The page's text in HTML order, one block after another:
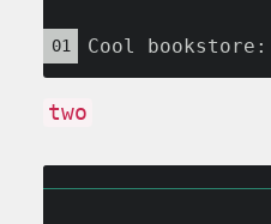
Cool bookstore:
two